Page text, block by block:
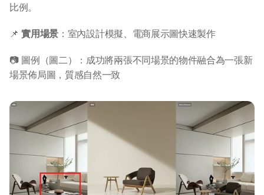
比例。
📌 實用場景 ：室內設計模擬、電商展示圖快速製作
📷 圖例（圖二）：成功將兩張不同場景的物件融合為一張新
場景佈局圖，質感自然一致